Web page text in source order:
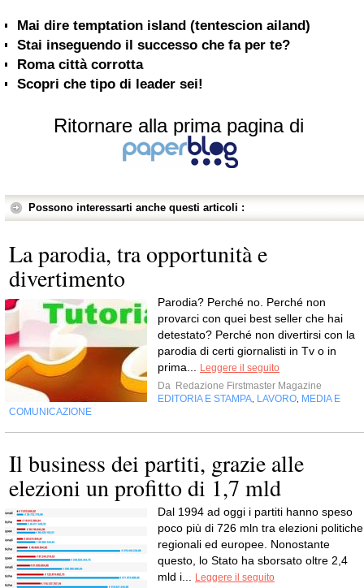
Mai dire temptation island (tentescion ailand)
Stai inseguendo il successo che fa per te?
Roma città corrotta
Scopri che tipo di leader sei!
Ritornare alla prima pagina di
Possono interessarti anche questi articoli :
La parodia, tra opportunità e
divertimento
Parodia? Perché no. Perché non
provarci con quei best seller che hai
detestato? Perché non divertirsi con la
parodia di certi giornalisti in Tv o in
prima...
Leggere il seguito
Da Redazione Firstmaster Magazine
EDITORIA E STAMPA LAVORO MEDIA E
COMUNICAZIONE
Il business dei partiti, grazie alle
elezioni un profitto di 1,7 mld
Dal 1994 ad oggi i partiti hanno speso
poco più di 726 mln tra elezioni
regionali ed europee. Nonostante
questo, lo Stato ha sborsato oltre 2,4
mld i...
Leggere il seguito